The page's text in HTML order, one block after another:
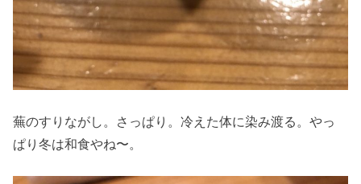
蕪のすりながし。さっぱり。冷えた体に染み渡る。やっ
ぱり冬は和食やね〜。